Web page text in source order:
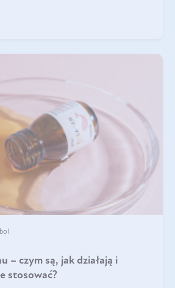
– czym są, jak działają i
stosować?